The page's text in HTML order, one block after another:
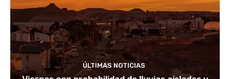
ÚLTIMAS NOTICIAS